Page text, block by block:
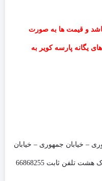
ها برای تاریخ 1403/10/01 میباشد و قیمت ها به صورت
یگانه پارسه کویر به
– خیابان جمهوری – خیابان
ثابت 66868255